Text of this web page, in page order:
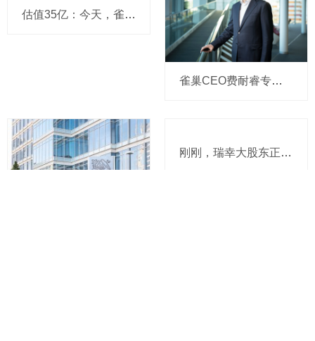
估值35亿：今天，雀巢新CEO上任后第一个收购来了
雀巢CEO费耐睿专访：我越来越多地收到来自工厂员工的邮件，削减职位正逐步和负责任地落实，对年轻人有三大职场建议
刚刚，瑞幸大股东正式“喝上”蓝瓶咖啡！雀巢官宣出售给大钲资本，这把全球咖啡竞争“高端局”要怎么打？